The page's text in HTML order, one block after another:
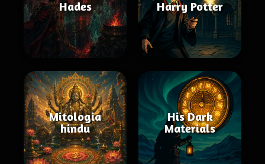
Hades Harry Potter
Mitologia
hindu
His Dark
Materials